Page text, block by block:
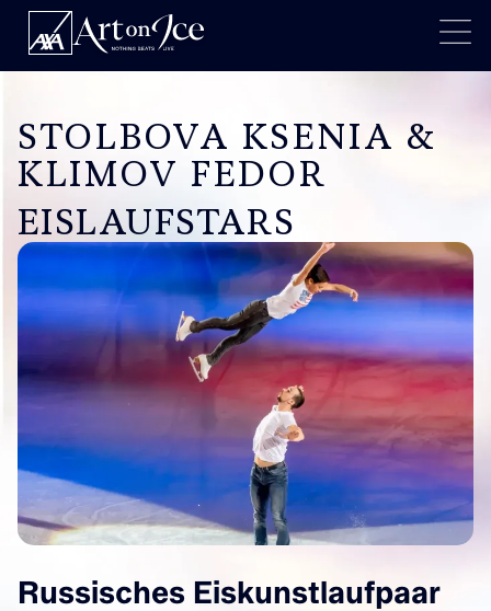
STOLBOVA KSENIA &
KLIMOV FEDOR
EISLAUFSTARS
Russisches Eiskunstlaufpaar